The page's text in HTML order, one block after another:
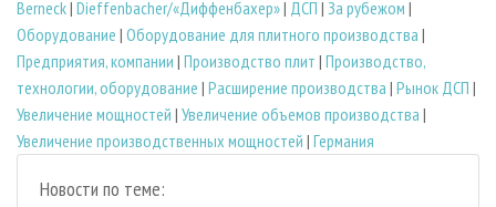
Berneck| Dieffenbacher/«Диффенбахер»| ДСП | За рубежом |
Оборудование | Оборудование для плитного производства |
Предприятия, компании | Производство плит | Производство,
технологии, оборудование | Расширение производства | Рынок ДСП |
Увеличение мощностей | Увеличение объемов производства |
Увеличение производственных мощностей | Германия
Новости по теме: